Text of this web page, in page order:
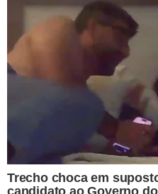
Apresentaremos
profissionais que
segmentos para
oportunidades que
reforçando o
ideal para fornecer
ferramentas que
decisão de negócio,